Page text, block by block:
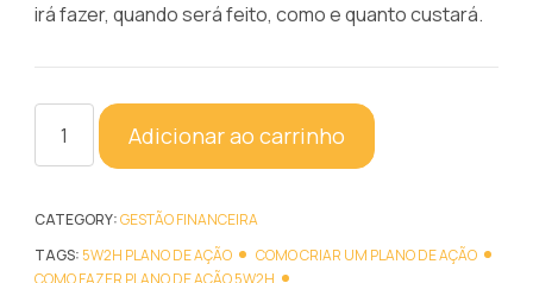
irá fazer, quando será feito, como e quanto custará.
Plano
Ação
5W2H
Adicionar ao carrinho
CATEGORY:GESTÃO FINANCEIRA
TAGS: 5W2H PLANO DE AÇÃO
COMO CRIAR UM PLANO DE AÇÃO
COMO FAZER PLANO DE AÇÃO 5W2H